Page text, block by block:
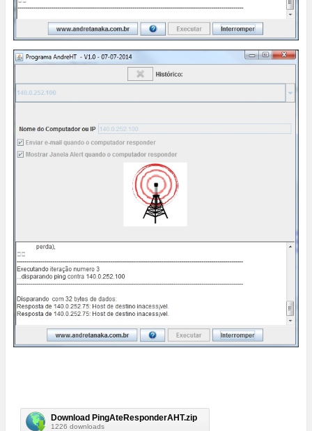
Download PingAteResponderAHT.zip
1226 downloads